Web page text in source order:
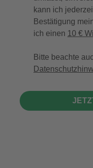
kann ich
Bestätigung
ich einen 10 €
Bitte beachte